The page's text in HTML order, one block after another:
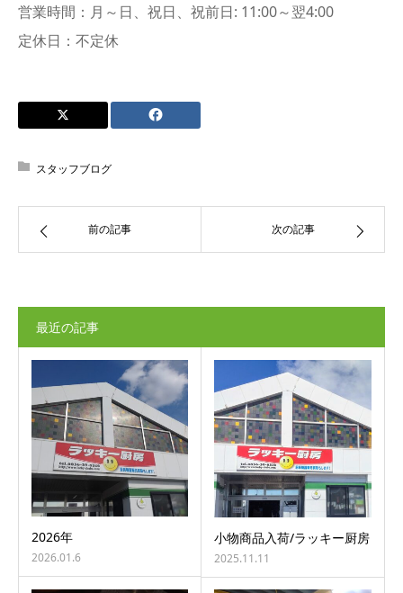
営業時間：月～日、祝日、祝前日: 11:00～翌4:00
定休日：不定休
スタッフブログ
前の記事 次の記事
最近の記事
2026年
2026.01.6
小物商品入荷/ラッキー厨房
2025.11.11